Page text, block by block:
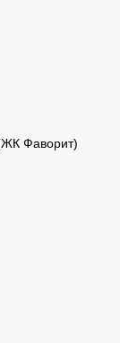
Фаворит)